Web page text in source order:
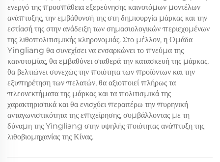
ενεργό της προσπάθεια εξερεύνησης καινοτόμων μοντέλων
ανάπτυξης, την εμβάθυνσή της στη δημιουργία μάρκας και την
εστίασή της στην ανάδειξη των σημασιολογικών περιεχομένων
της λιθοπολιτισμικής κληρονομιάς. Στο μέλλον, η Ομάδα
Yingliang θα συνεχίσει να ενσαρκώνει το πνεύμα της
καινοτομίας, θα εμβαθύνει σταθερά την κατασκευή της μάρκας,
θα βελτιώνει συνεχώς την ποιότητα των προϊόντων και την
εξυπηρέτηση των πελατών, θα αξιοποιεί πλήρως τα
πλεονεκτήματα της μάρκας και τα πολιτισμικά της
χαρακτηριστικά και θα ενισχύει περαιτέρω την πυρηνική
ανταγωνιστικότητα της επιχείρησης, συμβάλλοντας με τη
δύναμη της Yingliang στην υψηλής ποιότητας ανάπτυξη της
λιθοβιομηχανίας της Κίνας.